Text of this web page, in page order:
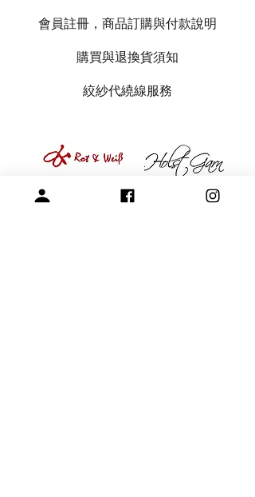
會員註冊，商品訂購與付款說明
購買與退換貨須知
絞紗代繞線服務